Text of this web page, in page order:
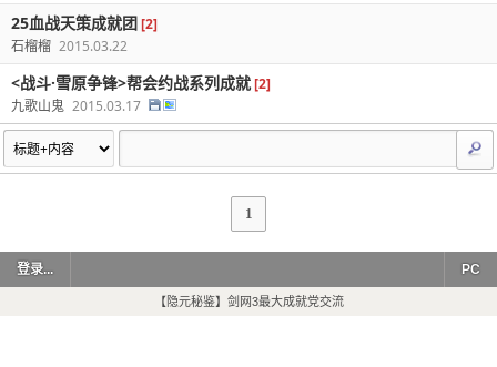
25血战天策成就团[2]
石榴榴 2015.03.22
<战斗·雪原争锋>帮会约战系列成就[2]
九歌山鬼 2015.03.17
1
登录... PC
【隐元秘鉴】剑网3最大成就党交流